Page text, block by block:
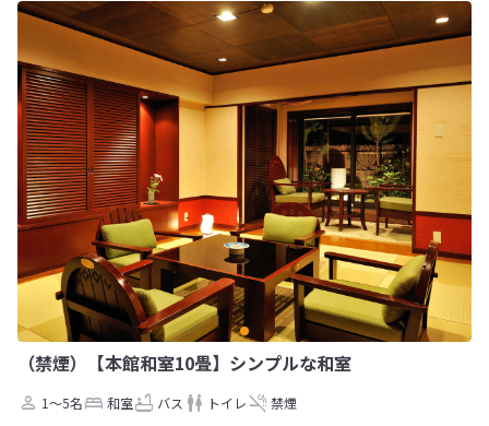
（禁煙）【本館和室10畳】シンプルな和室
1～5名 和室 バス トイレ 禁煙